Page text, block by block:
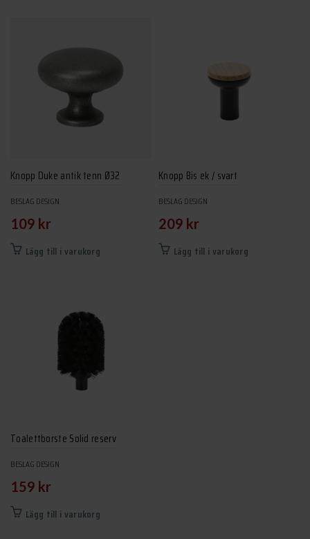
Knopp Duke antik tenn Ø32
BESLAG DESIGN
109 kr
Lägg till i varukorg
Knopp Bis ek / svart
BESLAG DESIGN
209 kr
Lägg till i varukorg
Toalettborste Solid reserv
BESLAG DESIGN
159 kr
Lägg till i varukorg